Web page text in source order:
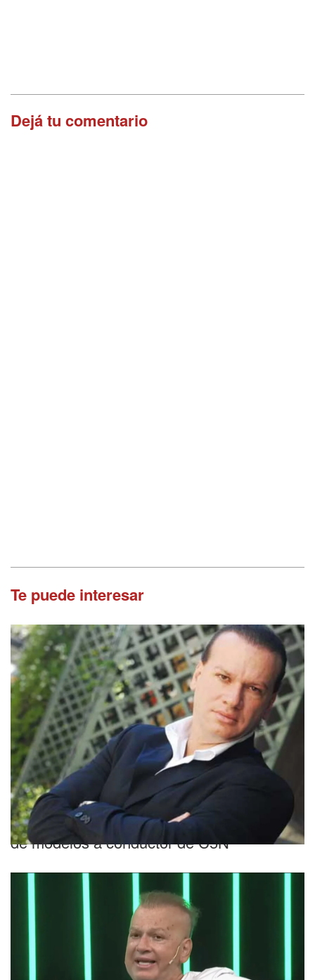
Dejá tu comentario
Te puede interesar
Triste adiós
Quién fue Leandro Rud: de representante
de modelos a conductor de C5N